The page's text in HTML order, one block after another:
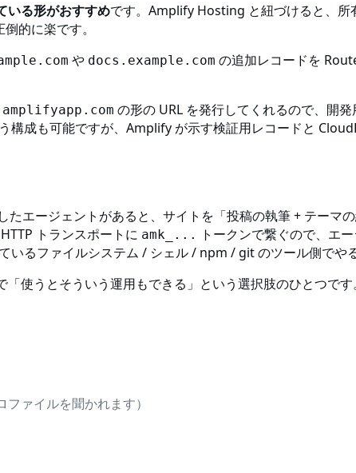
いる形がおすすめです。Amplify Hosting と紐づけると、
的に楽です。
や docs.example.com の追加レコードを
の形の URL を発行してくれるので、開
成も可能ですが、Amplify が示す検証用レコードと
エージェントがあると、サイトを「投稿の執筆 + テーマ
トランスポートに amk_...
トークンで繋ぐので、エ
いるファイルシステム / シェル / npm / git のツール側でや
「使うとそういう運用もできる」という選択肢のひとつで
ァイルを聞かれます）